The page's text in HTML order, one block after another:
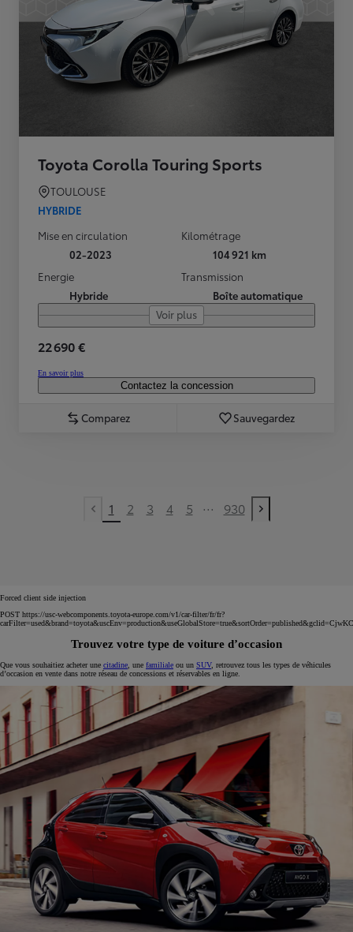
Toyota Corolla Touring Sports
TOULOUSE
HYBRIDE
Mise en circulation
02-2023
Kilométrage
104 921 km
Energie
Hybride
Transmission
Boîte automatique
Voir plus
22 690 €
En savoir plus
Contactez la concession
Comparez Sauvegardez
Previous page
1 2 3 4 5 ... 930
Next page
Forced client side injection
POST https://usc-webcomponents.toyota-europe.com/v1/car-filter/fr/fr?
Trouvez votre type de voiture d’occasion
Que vous souhaitiez acheter une citadine , une familiale ou un SUV, retrouvez tous les types de véhicules
d’occasion en vente dans notre réseau de concessions et réservables en ligne.